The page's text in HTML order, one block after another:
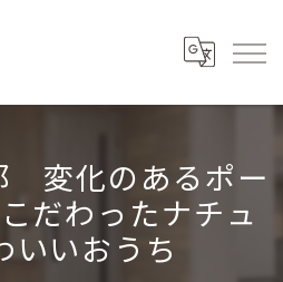
変化のあるポー
だわったナチュ
いいおうち